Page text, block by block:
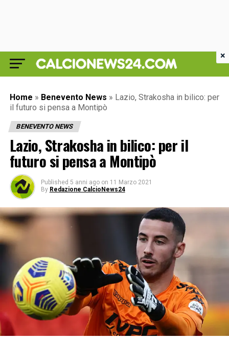
Home » Benevento News » Lazio, Strakosha in bilico: per
il futuro si pensa a Montipò
BENEVENTO NEWS
Lazio, Strakosha in bilico: per il
futuro si pensa a Montipò
Published 5 anni ago on 11 Marzo 2021
By Redazione CalcioNews24
×